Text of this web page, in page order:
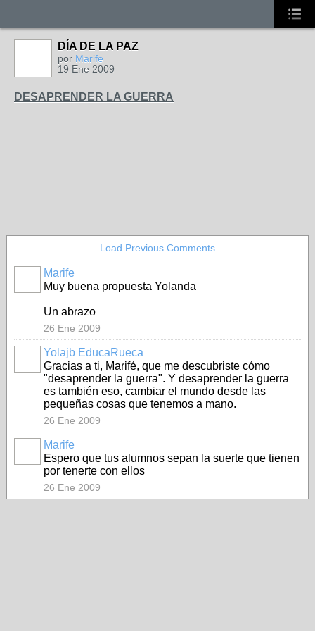
DÍA DE LA PAZ
por Marife
19 Ene 2009
DESAPRENDER LA GUERRA
Load Previous Comments
Marife
Muy buena propuesta Yolanda
Un abrazo
26 Ene 2009
Yolajb EducaRueca
Gracias a ti, Marifé, que me descubriste cómo
"desaprender la guerra". Y desaprender la guerra
es también eso, cambiar el mundo desde las
pequeñas cosas que tenemos a mano.
26 Ene 2009
Marife
Espero que tus alumnos sepan la suerte que tienen
por tenerte con ellos
26 Ene 2009